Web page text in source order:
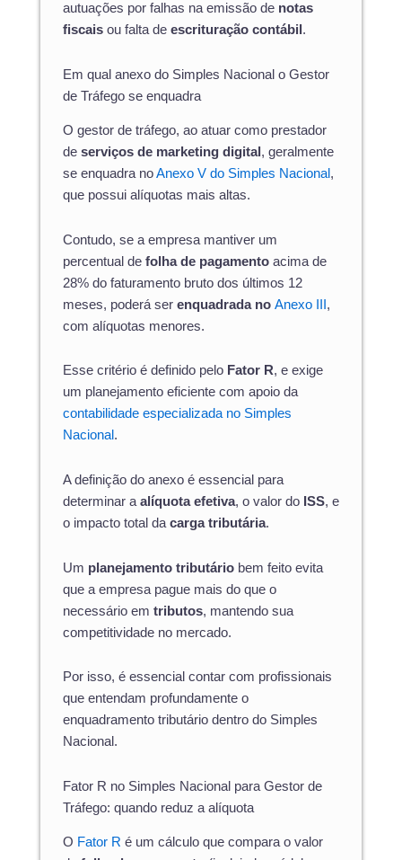
autuações por falhas na emissão de notas
fiscais ou falta de escrituração contábil .
Em qual anexo do Simples Nacional o Gestor
de Tráfego se enquadra
O gestor de tráfego, ao atuar como prestador
de serviços de marketing digital , geralmente
se enquadra noAnexo V do Simples Nacional,
que possui alíquotas mais altas.
Contudo, se a empresa mantiver um
percentual de folha de pagamento acima de
28% do faturamento bruto dos últimos 12
meses, poderá ser enquadrada no Anexo III ,
com alíquotas menores.
Esse critério é definido pelo Fator R, e exige
um planejamento eficiente com apoio da
contabilidade especializada no Simples
Nacional.
A definição do anexo é essencial para
determinar a alíquota efetiva, o valor do ISS, e
o impacto total da carga tributária.
Um planejamento tributário bem feito evita
que a empresa pague mais do que o
necessário em tributos, mantendo sua
competitividade no mercado.
Por isso, é essencial contar com profissionais
que entendam profundamente o
enquadramento tributário dentro do Simples
Nacional.
Fator R no Simples Nacional para Gestor de
Tráfego: quando reduz a alíquota
O Fator R é um cálculo que compara o valor